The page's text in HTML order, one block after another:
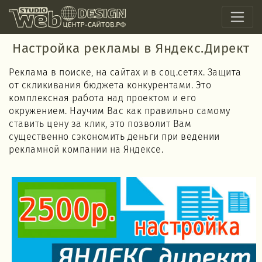
Настройка рекламы в Яндекс.Директ
Реклама в поиске, на сайтах и в соц.сетях. Защита
от скликивания бюджета конкурентами. Это
комплексная работа над проектом и его
окружением. Научим Вас как правильно самому
ставить цену за клик, это позволит Вам
существенно сэкономить деньги при ведении
рекламной компании на Яндексе.